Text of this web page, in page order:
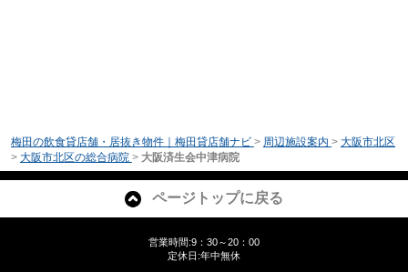
梅田の飲食貸店舗・居抜き物件｜梅田貸店舗ナビ > 周辺施設案内 > 大阪市北区
> 大阪市北区の総合病院 > 大阪済生会中津病院
ページトップに戻る
営業時間:9：30～20：00
定休日:年中無休